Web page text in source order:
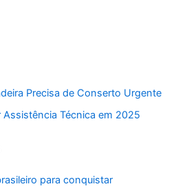
Precisa de Conserto Urgente
Técnica em 2025
para conquistar